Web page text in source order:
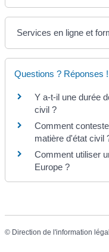
Services en ligne et
Questions ? Réponses !
Y a-t-il une durée
civil ?
Comment
matière d'état civil
Comment utiliser
Europe ?
© Direction de l'information